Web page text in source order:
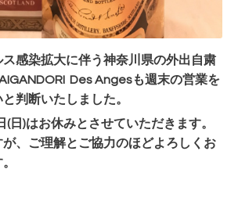
感染拡大に伴う神奈川県の外出自粛
Des Angesも週末の営業を
判断いたしました。
(日)はお休みとさせていただきます。
、ご理解とご協力のほどよろしくお